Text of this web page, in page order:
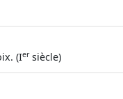
(Iersiècle)